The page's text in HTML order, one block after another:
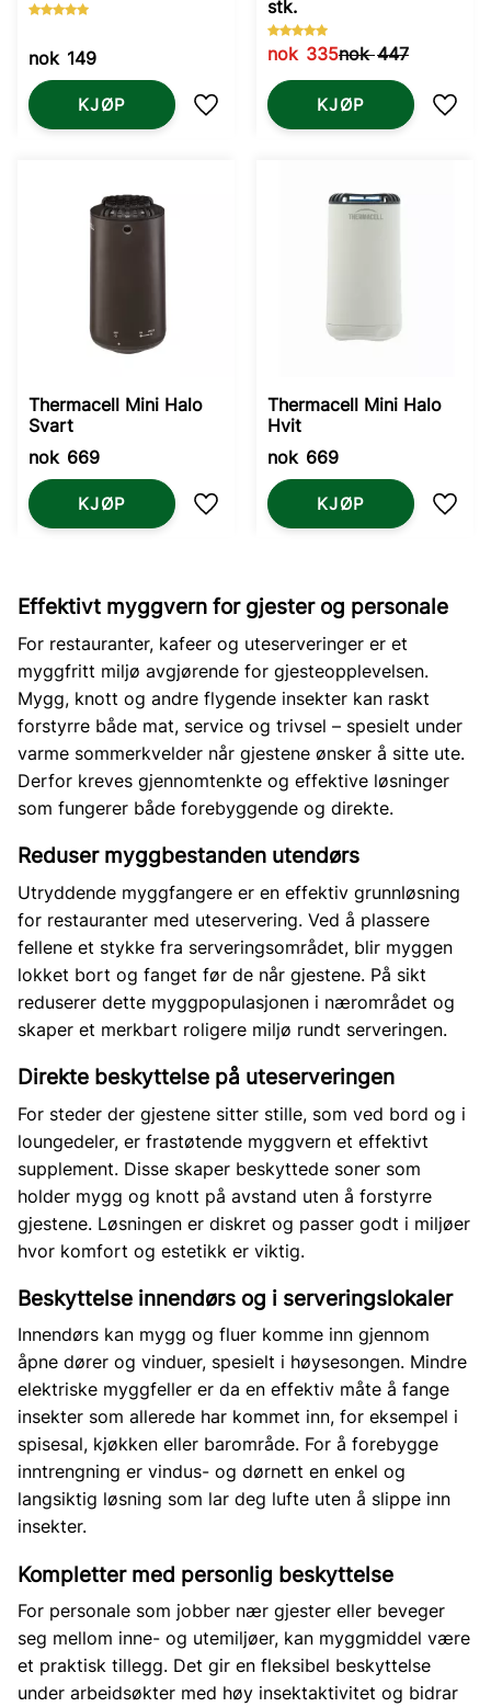
nok 149
Lagre som favoritt
KJØP
stk.
nok 335nok447
KJØP
Thermacell Mini Halo
Svart
nok 669
Lagre som favoritt
KJØP
Thermacell Mini Halo
Hvit
nok 669
KJØP
Effektivt myggvern for gjester og personale
For restauranter, kafeer og uteserveringer er et
myggfritt miljø avgjørende for gjesteopplevelsen.
Mygg, knott og andre flygende insekter kan raskt
forstyrre både mat, service og trivsel – spesielt under
varme sommerkvelder når gjestene ønsker å sitte ute.
Derfor kreves gjennomtenkte og effektive løsninger
som fungerer både forebyggende og direkte.
Reduser myggbestanden utendørs
Utryddende myggfangere er en effektiv grunnløsning
for restauranter med uteservering. Ved å plassere
fellene et stykke fra serveringsområdet, blir myggen
lokket bort og fanget før de når gjestene. På sikt
reduserer dette myggpopulasjonen i nærområdet og
skaper et merkbart roligere miljø rundt serveringen.
Direkte beskyttelse på uteserveringen
For steder der gjestene sitter stille, som ved bord og i
loungedeler, er frastøtende myggvern et effektivt
supplement. Disse skaper beskyttede soner som
holder mygg og knott på avstand uten å forstyrre
gjestene. Løsningen er diskret og passer godt i miljøer
hvor komfort og estetikk er viktig.
Beskyttelse innendørs og i serveringslokaler
Innendørs kan mygg og fluer komme inn gjennom
åpne dører og vinduer, spesielt i høysesongen. Mindre
elektriske myggfeller er da en effektiv måte å fange
insekter som allerede har kommet inn, for eksempel i
spisesal, kjøkken eller barområde. For å forebygge
inntrengning er vindus- og dørnett en enkel og
langsiktig løsning som lar deg lufte uten å slippe inn
insekter.
Kompletter med personlig beskyttelse
For personale som jobber nær gjester eller beveger
seg mellom inne- og utemiljøer, kan myggmiddel være
et praktisk tillegg. Det gir en fleksibel beskyttelse
under arbeidsøkter med høy insektaktivitet og bidrar